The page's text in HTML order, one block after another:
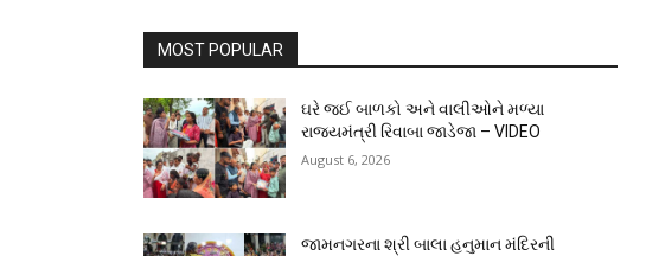
MOST POPULAR
ઘરે જઈ બાળકો અને વાલીઓને મળ્યા
રાજ્યમંત્રી રિવાબા જાડેજા – VIDEO
August 6, 2026
જામનગરના શ્રી બાલા હનુમાન મંદિરની